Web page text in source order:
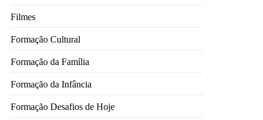
Filmes
Formação Cultural
Formação da Família
Formação da Infância
Formação Desafios de Hoje